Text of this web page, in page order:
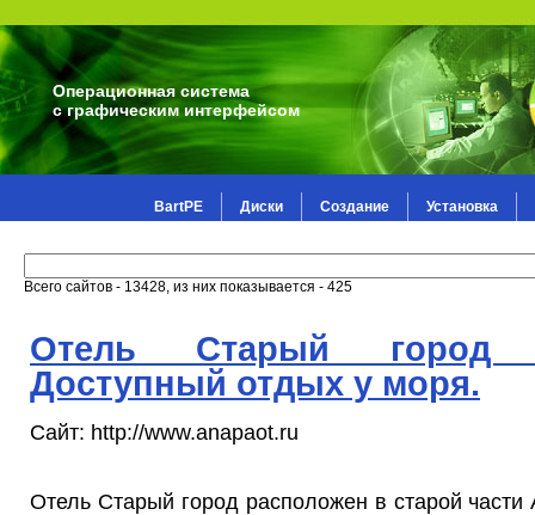
Операционная система
с графическим интерфейсом
BartPE Диски Создание Установка
Всего сайтов - 13428, из них показывается - 425
Отель Старый город
Доступный отдых у моря.
Сайт: http://www.anapaot.ru
Отель Старый город расположен в старой